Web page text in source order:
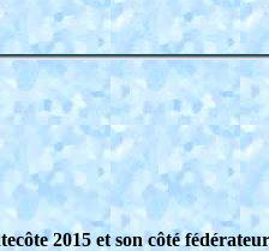
2015 et son côté